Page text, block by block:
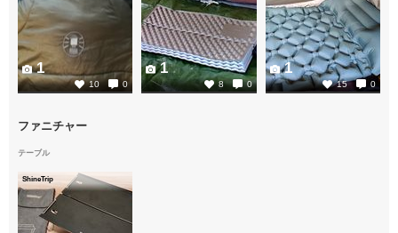
10 0
1
8 0
1
15 0
1
ファニチャー
テーブル
ShineTrip